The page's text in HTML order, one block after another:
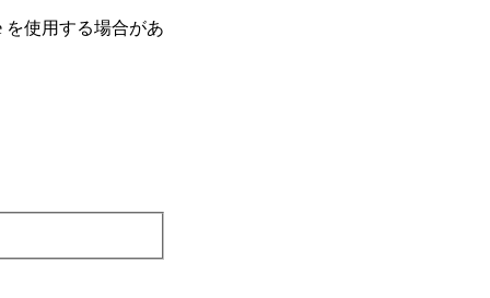
使⽤する場合があ